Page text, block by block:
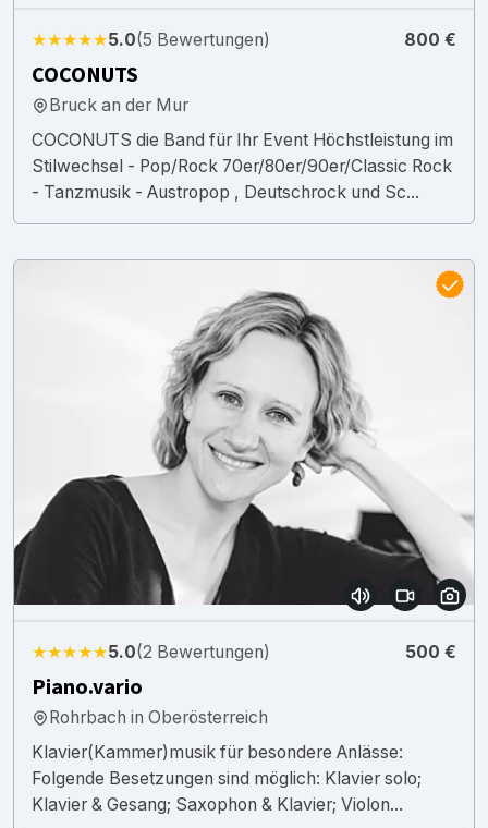
★★★★★5.0(5 Bewertungen) 800 €
COCONUTS
Bruck an der Mur
COCONUTS die Band für Ihr Event Höchstleistung im
Stilwechsel - Pop/Rock 70er/80er/90er/Classic Rock
- Tanzmusik - Austropop , Deutschrock und Sc...
★★★★★5.0(2 Bewertungen) 500 €
Piano.vario
Rohrbach in Oberösterreich
Klavier(Kammer)musik für besondere Anlässe:
Folgende Besetzungen sind möglich: Klavier solo;
Klavier & Gesang; Saxophon & Klavier; Violon...